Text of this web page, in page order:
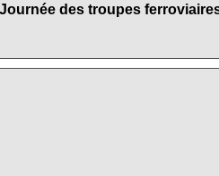
Journée des troupes